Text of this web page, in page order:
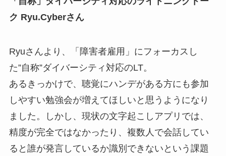
ク Ryu.Cyberさん
Ryuさんより、「障害者雇用」にフォーカスし
た”自称”ダイバーシティ対応のLT。
あるきっかけで、聴覚にハンデがある方にも参加
しやすい勉強会が増えてほしいと思うようになり
ました。しかし、現状の文字起こしアプリでは、
精度が完全ではなかったり、複数人で会話してい
ると誰が発言しているか識別できないという課題